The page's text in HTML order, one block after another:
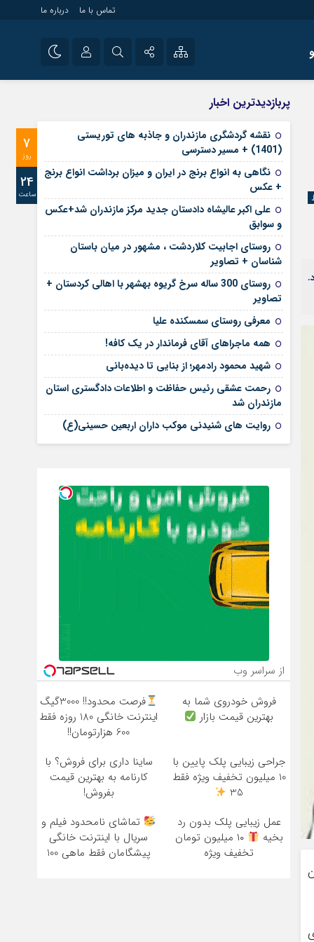
تماس با ما درباره ما
آپارات
رمز عبور
مرا به خاطر بسپار
راه اندازی سایت و
سایت های خبری و
پربازدیدترین اخبار
7
روز
24
ساعت
نقشه گردشگری مازندران و جاذبه های توریستی
(1401) + مسیر دسترسی
نگاهی به انواع برنج در ایران و میزان برداشت انواع برنج
+ عکس
علی‌ اکبر عالیشاه دادستان جدید مرکز مازندران شد+عکس
و سوابق
روستای اجابیت کلاردشت ، مشهور در میان باستان
شناسان + تصاویر
روستای 300 ساله سرخ ‌گریوه بهشهر با اهالی کردستان +
تصاویر
معرفی روستای سمسکنده علیا
همه ماجراهای آقای فرماندار در یک کافه!
شهید محمود رادمهر؛ از بنایی تا دیده‌بانی
رحمت عشقی رئیس حفاظت و اطلاعات دادگستری استان
مازندران شد
روایت های شنیدنی موکب داران اربعین حسینی(ع)
از سراسر وب
فروش خودروی شما به
بهترین قیمت بازار
فرصت محدود!! 3000گیگ
اینترنت خانگی 180 روزه فقط
600 هزارتومان!!
جراحی زیبایی پلک پایین با
10 میلیون تخفیف ویژه فقط
35
ساینا داری برای فروش؟ با
کارنامه به بهترین قیمت
بفروش!
عمل زیبایی پلک بدون رد
بخیه
۱۰ میلیون تومان
تخفیف ویژه
تماشای نامحدود فیلم و
سریال با اینترنت خانگی
پیشگامان فقط ماهی 100